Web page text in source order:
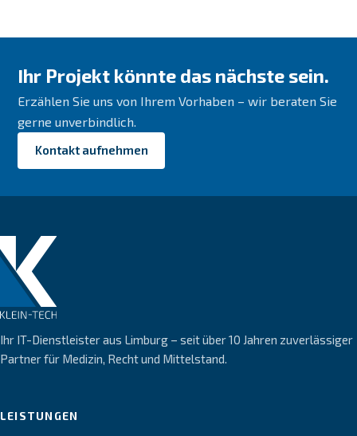
Ihr Projekt könnte das nächste sein.
Erzählen Sie uns von Ihrem Vorhaben – wir beraten Sie
gerne unverbindlich.
Kontakt aufnehmen
Ihr IT-Dienstleister aus Limburg – seit über 10 Jahren zuverlässiger
Partner für Medizin, Recht und Mittelstand.
LEISTUNGEN